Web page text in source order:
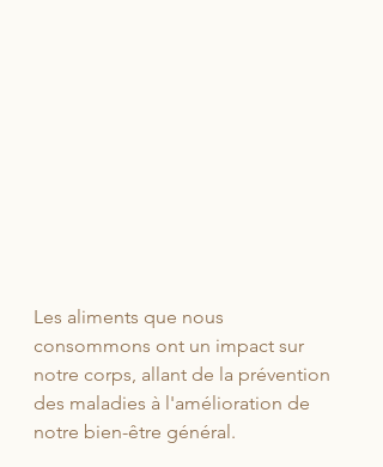
Les aliments que nous
consommons ont un impact sur
notre corps, allant de la prévention
des maladies à l'amélioration de
notre bien-être général.